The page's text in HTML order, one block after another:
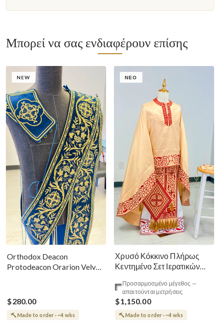
Μπορεί να σας ενδιαφέρουν επίσης
NEW
Orthodox Deacon
Protodeacon Orarion Velvet
$280.00
Made to order · ~4 wks
ΝΈΟ
Χρυσό Κόκκινο Πλήρως
Κεντημένο Σετ Ιερατικών
Προσαρμοσμένο μέγεθος —
απαιτούνται μετρήσεις
$1,150.00
Made to order · ~4 wks